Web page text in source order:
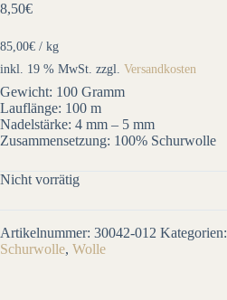
8,50€
85,00€ / kg
inkl. 19 % MwSt. zzgl. Versandkosten
Gewicht: 100 Gramm
Lauflänge: 100 m
Nadelstärke: 4 mm – 5 mm
Zusammensetzung: 100% Schurwolle
Nicht vorrätig
Artikelnummer: 30042-012 Kategorien:
Schurwolle, Wolle